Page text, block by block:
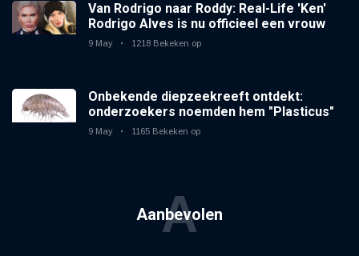
Van Rodrigo naar Roddy: Real-Life 'Ken'
Rodrigo Alves is nu officieel een vrouw
9 May 1218 Bekeken op
Onbekende diepzeekreeft ontdekt:
onderzoekers noemden hem "Plasticus"
9 May 1165 Bekeken op
Aanbevolen
A